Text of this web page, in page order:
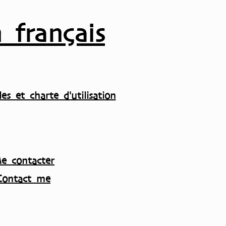
français
et charte d'utilisation
contacter
me